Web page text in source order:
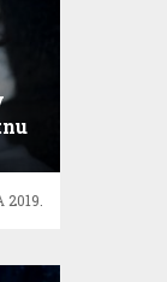
2019.